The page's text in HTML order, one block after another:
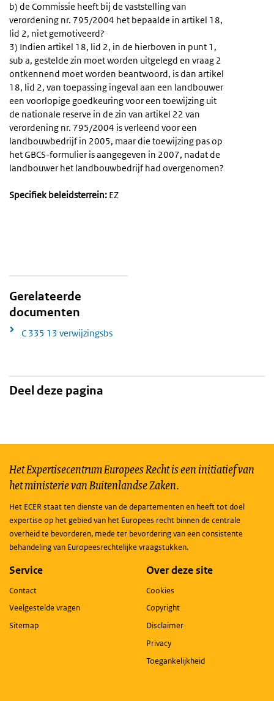
b) de Commissie heeft bij de vaststelling van
verordening nr. 795/2004 het bepaalde in artikel 18,
lid 2, niet gemotiveerd?
3) Indien artikel 18, lid 2, in de hierboven in punt 1,
sub a, gestelde zin moet worden uitgelegd en vraag 2
ontkennend moet worden beantwoord, is dan artikel
18, lid 2, van toepassing ingeval aan een landbouwer
een voorlopige goedkeuring voor een toewijzing uit
de nationale reserve in de zin van artikel 22 van
verordening nr. 795/2004 is verleend voor een
landbouwbedrijf in 2005, maar die toewijzing pas op
het GBCS-formulier is aangegeven in 2007, nadat de
landbouwer het landbouwbedrijf had overgenomen?
Specifiek beleidsterrein: EZ
Gerelateerde
documenten
C 335 13 verwijzingsbs
Deel deze pagina
Het Expertisecentrum Europees Recht is een initiatief van
het ministerie van Buitenlandse Zaken.
Het ECER staat ten dienste van de departementen en heeft tot doel
expertise op het gebied van het Europees recht binnen de centrale
overheid te bevorderen, mede ter bevordering van een consistente
behandeling van Europeesrechtelijke vraagstukken.
Service
Contact
Veelgestelde vragen
Sitemap
Over deze site
Cookies
Copyright
Disclaimer
Privacy
Toegankelijkheid